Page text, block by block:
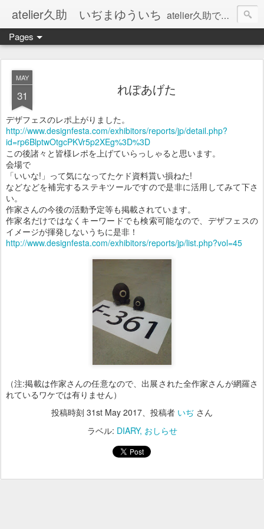
atelier久助 いぢまゆういち atelier久助では土と火から暖かなモノたちを生み出しています。 ご覧になられた方が和んで頂ければ幸いです。
Pages
MAY
31 れぽあげた
デザフェスのレポ上がりました。
http://www.designfesta.com/exhibitors/reports/jp/detail.php?
id=rp6BlptwOtgcPKVr5p2XEg%3D%3D
この後諸々と皆様レポを上げていらっしゃると思います。
会場で
「いいな!」って気になってたケド資料貰い損ねた!
などなどを補完するステキツールですので是非に活用してみて下さ
い。
作家さんの今後の活動予定等も掲載されています。
作家名だけではなくキーワードでも検索可能なので、デザフェスの
イメージが揮発しないうちに是非！
http://www.designfesta.com/exhibitors/reports/jp/list.php?vol=45
（注:掲載は作家さんの任意なので、出展された全作家さんが網羅さ
れているワケでは有りません）
投稿時刻 31st May 2017 、投稿者 いぢ さん
ラベル: DIARY おしらせ